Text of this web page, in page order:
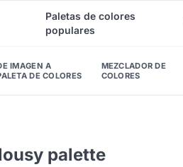
Paletas de colores
populares
IMAGEN A
DE COLORES
MEZCLADOR DE
COLORES
palette